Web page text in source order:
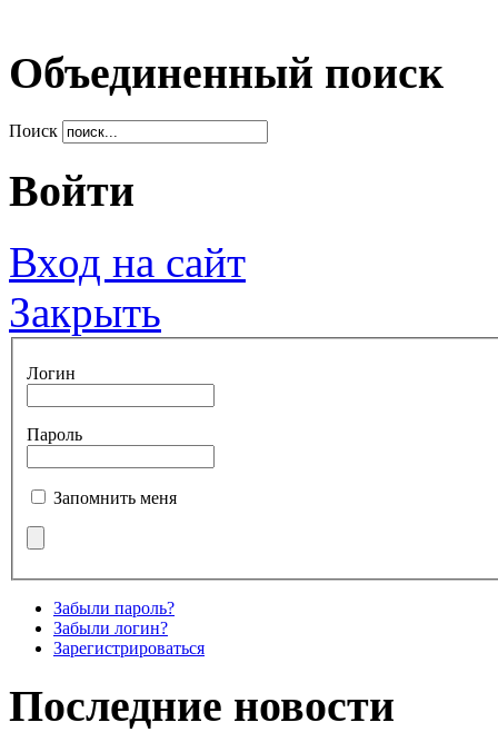
Объединенный поиск
Поиск
Войти
Вход на сайт
Закрыть
Логин
Пароль
Запомнить меня
Забыли пароль?
Забыли логин?
Зарегистрироваться
Последние новости